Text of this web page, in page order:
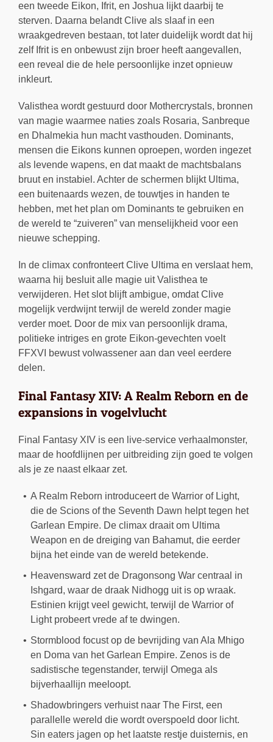
een tweede Eikon, Ifrit, en Joshua lijkt daarbij te
sterven. Daarna belandt Clive als slaaf in een
wraakgedreven bestaan, tot later duidelijk wordt dat hij
zelf Ifrit is en onbewust zijn broer heeft aangevallen,
een reveal die de hele persoonlijke inzet opnieuw
inkleurt.
Valisthea wordt gestuurd door Mothercrystals, bronnen
van magie waarmee naties zoals Rosaria, Sanbreque
en Dhalmekia hun macht vasthouden. Dominants,
mensen die Eikons kunnen oproepen, worden ingezet
als levende wapens, en dat maakt de machtsbalans
bruut en instabiel. Achter de schermen blijkt Ultima,
een buitenaards wezen, de touwtjes in handen te
hebben, met het plan om Dominants te gebruiken en
de wereld te “zuiveren” van menselijkheid voor een
nieuwe schepping.
In de climax confronteert Clive Ultima en verslaat hem,
waarna hij besluit alle magie uit Valisthea te
verwijderen. Het slot blijft ambigue, omdat Clive
mogelijk verdwijnt terwijl de wereld zonder magie
verder moet. Door de mix van persoonlijk drama,
politieke intriges en grote Eikon-gevechten voelt
FFXVI bewust volwassener aan dan veel eerdere
delen.
Final Fantasy XIV: A Realm Reborn en de
expansions in vogelvlucht
Final Fantasy XIV is een live-service verhaalmonster,
maar de hoofdlijnen per uitbreiding zijn goed te volgen
als je ze naast elkaar zet.
A Realm Reborn introduceert de Warrior of Light,
die de Scions of the Seventh Dawn helpt tegen het
Garlean Empire. De climax draait om Ultima
Weapon en de dreiging van Bahamut, die eerder
bijna het einde van de wereld betekende.
Heavensward zet de Dragonsong War centraal in
Ishgard, waar de draak Nidhogg uit is op wraak.
Estinien krijgt veel gewicht, terwijl de Warrior of
Light probeert vrede af te dwingen.
Stormblood focust op de bevrijding van Ala Mhigo
en Doma van het Garlean Empire. Zenos is de
sadistische tegenstander, terwijl Omega als
bijverhaallijn meeloopt.
Shadowbringers verhuist naar The First, een
parallelle wereld die wordt overspoeld door licht.
Sin eaters jagen op het laatste restje duisternis, en